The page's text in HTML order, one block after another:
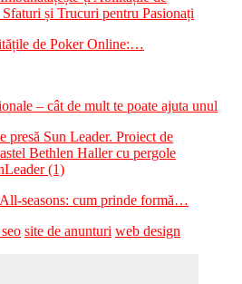
de Poker Online:…
– cât de mult te poate ajuta unul
seasons: cum prinde formă…
site de anunturi web design